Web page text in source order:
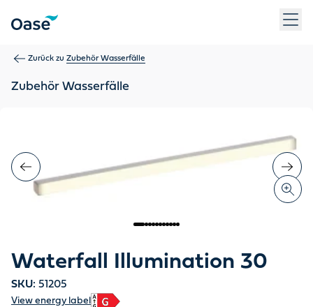
Zurück zu Zubehör Wasserfälle
Zubehör Wasserfälle
Waterfall Illumination 30
SKU: 51205
View energy label